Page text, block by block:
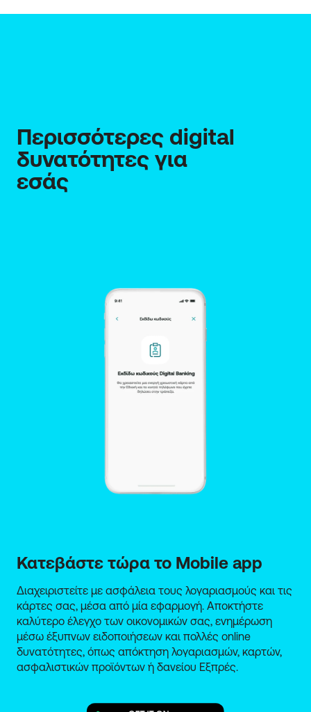
ακριβώς οικόπεδο. Για ένα αντικείμενο σημαίνει το
Περισσότερες digital
δυνατότητες για
εσάς
Κατεβάστε τώρα το Mobile app
Διαχειριστείτε με ασφάλεια τους λογαριασμούς και τις
κάρτες σας, μέσα από μία εφαρμογή. Αποκτήστε
καλύτερο έλεγχο των οικονομικών σας, ενημέρωση
μέσω έξυπνων ειδοποιήσεων και πολλές online
δυνατότητες, όπως απόκτηση λογαριασμών, καρτών,
ασφαλιστικών προϊόντων ή δανείου Εξπρές.